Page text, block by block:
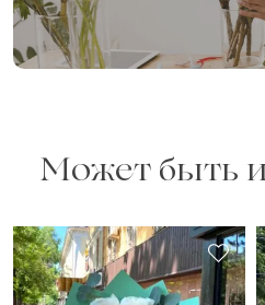
Может быть